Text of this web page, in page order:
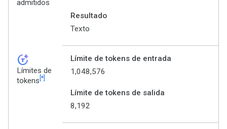
admitidos
Resultado
Texto
token_auto
Límites de
tokens [*]
Límite de tokens de entrada
1,048,576
Límite de tokens de salida
8,192